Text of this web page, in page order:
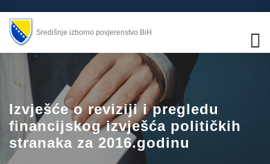
Središnje izborno povjerenstvo BiH
Izvješće o reviziji i pregledu
financijskog izvješća političkih
stranaka za 2016.godinu